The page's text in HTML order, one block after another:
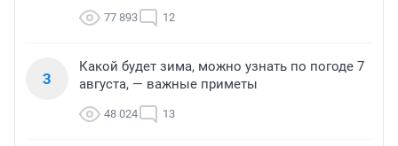
77 893 12
3
Какой будет зима, можно узнать по погоде 7
августа, — важные приметы
48 024 13